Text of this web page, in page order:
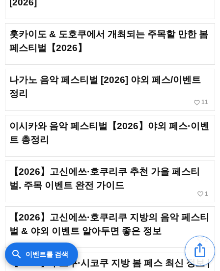
[2026]
홋카이도 & 도호쿠에서 개최되는 주목할 만한 봄
페스티벌【2026】
나가노 음악 페스티벌 [2026] 야외 페스/이벤트
정리
favorite_border 11
이시카와 음악 페스티벌【2026】야외 페스·이벤
트 총정리
【2026】고신에쓰·호쿠리쿠 추천 가을 페스티
벌. 주목 이벤트 완전 가이드
favorite_border 1
【2026】고신에쓰·호쿠리쿠 지방의 음악 페스티
벌 & 야외 이벤트 알아두면 좋은 정보
2
【2026】주고쿠·시코쿠 지방 봄 페스 최신 정보 |
ios_share
search 이벤트를 검색